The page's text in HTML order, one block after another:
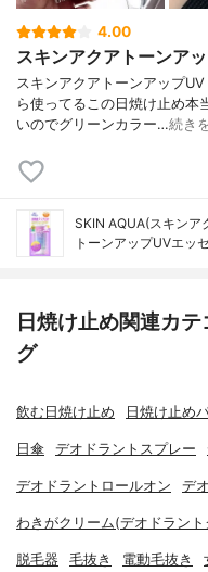
4.00
スキンアクアトーンア
スキンアクアトーンアップ
ら使ってるこの日焼け止め本
いのでグリーンカラー…続き
SKIN AQUA(スキンア
トーンアップUVエッ
日焼け止め関連カ
グ
飲む日焼け止め 日焼け止め
日傘 デオドラントスプレー
デオドラントロールオン デ
わきがクリーム(デオドラン
脱毛器 毛抜き 電動毛抜き